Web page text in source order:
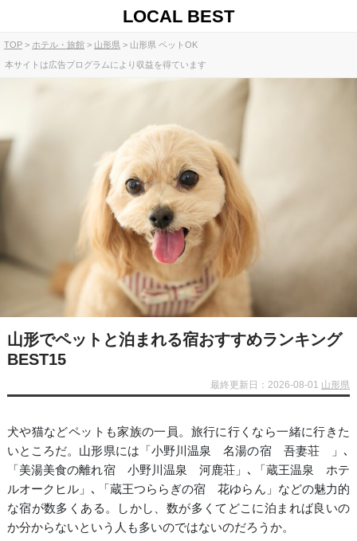
LOCAL BEST
TOP ホテル・旅館 山形県 山形県 ペットOK
本サイトは広告プログラムにより収益を得ています
山形でペットと泊まれる宿おすすめランキング
BEST15
最終更新日：2026-08-01 山形県
犬や猫などペットも家族の一員。旅行に行くなら一緒に行きた
いところだ。山形県には「小野川温泉 名湯の宿 吾妻荘 」､
「美湯美食の離れ宿 小野川温泉 河鹿荘」､「蔵王温泉 ホテ
ルオークヒル」､「蔵王つららぎの宿 花ゆらん」などの魅力的
な宿が数多くある。しかし、数が多くてどこに泊まれば良いの
か分からないという人も多いのではないのだろうか。